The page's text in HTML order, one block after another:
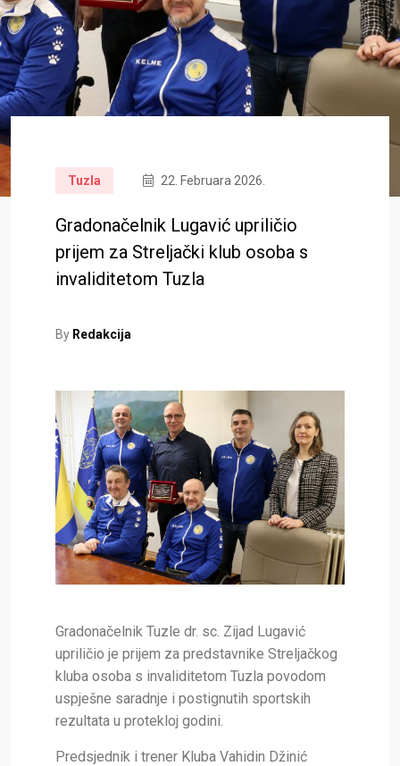
Tuzla 22. Februara 2026.
Gradonačelnik Lugavić upriličio
prijem za Streljački klub osoba s
invaliditetom Tuzla
By Redakcija
Gradonačelnik Tuzle dr. sc. Zijad Lugavić
upriličio je prijem za predstavnike Streljačkog
kluba osoba s invaliditetom Tuzla povodom
uspješne saradnje i postignutih sportskih
rezultata u protekloj godini.
Predsjednik i trener Kluba Vahidin Džinić